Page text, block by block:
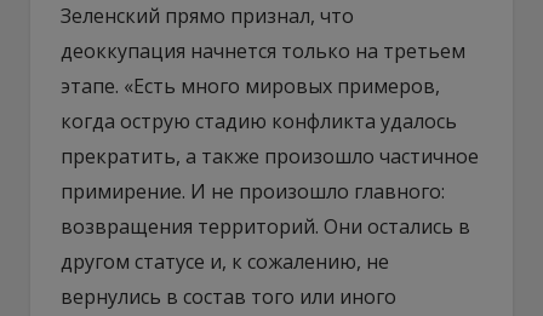
Зеленский прямо признал, что
деоккупация начнется только на третьем
этапе. «Есть много мировых примеров,
когда острую стадию конфликта удалось
прекратить, а также произошло частичное
примирение. И не произошло главного:
возвращения территорий. Они остались в
другом статусе и, к сожалению, не
вернулись в состав того или иного